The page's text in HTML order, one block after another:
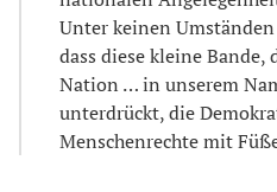
Unter keinen
dass diese kleine Bande,
Nation … in unserem
unterdrückt, die
Menschenrechte mit